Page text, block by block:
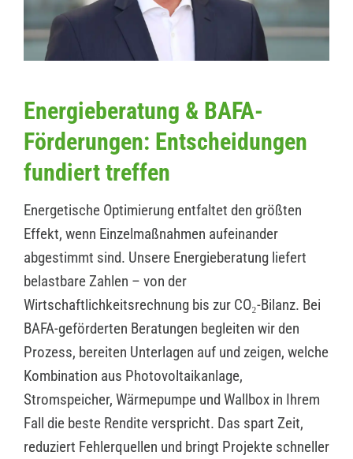
Energieberatung & BAFA-
Förderungen: Entscheidungen
fundiert treffen
Energetische Optimierung entfaltet den größten
Effekt, wenn Einzelmaßnahmen aufeinander
abgestimmt sind. Unsere Energieberatung liefert
belastbare Zahlen – von der
Wirtschaftlichkeitsrechnung bis zur CO₂-Bilanz. Bei
BAFA-geförderten Beratungen begleiten wir den
Prozess, bereiten Unterlagen auf und zeigen, welche
Kombination aus Photovoltaikanlage,
Stromspeicher, Wärmepumpe und Wallbox in Ihrem
Fall die beste Rendite verspricht. Das spart Zeit,
reduziert Fehlerquellen und bringt Projekte schneller